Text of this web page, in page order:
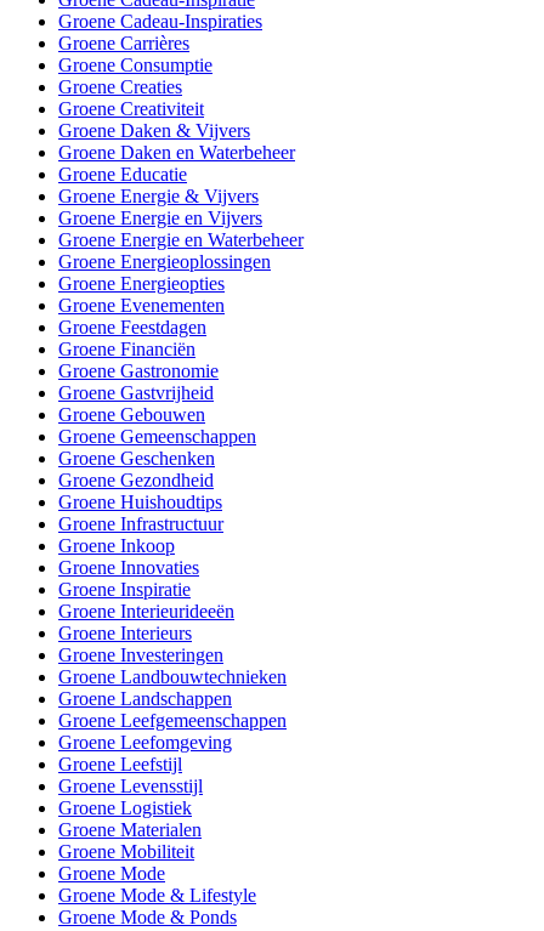
Groene Cadeau-Inspiraties
Groene Carrières
Groene Consumptie
Groene Creaties
Groene Creativiteit
Groene Daken & Vijvers
Groene Daken en Waterbeheer
Groene Educatie
Groene Energie & Vijvers
Groene Energie en Vijvers
Groene Energie en Waterbeheer
Groene Energieoplossingen
Groene Energieopties
Groene Evenementen
Groene Feestdagen
Groene Financiën
Groene Gastronomie
Groene Gastvrijheid
Groene Gebouwen
Groene Gemeenschappen
Groene Geschenken
Groene Gezondheid
Groene Huishoudtips
Groene Infrastructuur
Groene Inkoop
Groene Innovaties
Groene Inspiratie
Groene Interieurideeën
Groene Interieurs
Groene Investeringen
Groene Landbouwtechnieken
Groene Landschappen
Groene Leefgemeenschappen
Groene Leefomgeving
Groene Leefstijl
Groene Levensstijl
Groene Logistiek
Groene Materialen
Groene Mobiliteit
Groene Mode
Groene Mode & Lifestyle
Groene Mode & Ponds